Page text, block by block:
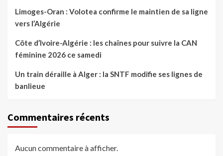
Limoges-Oran : Volotea confirme le maintien de sa ligne
vers l’Algérie
Côte d’Ivoire-Algérie : les chaînes pour suivre la CAN
féminine 2026 ce samedi
Un train déraille à Alger : la SNTF modifie ses lignes de
banlieue
Commentaires récents
Aucun commentaire à afficher.